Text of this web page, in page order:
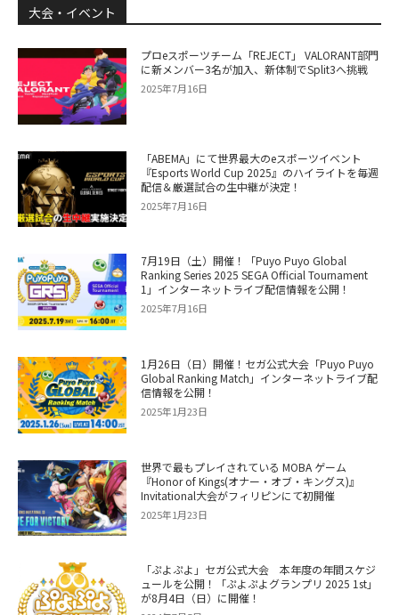
大会・イベント
プロeスポーツチーム「REJECT」 VALORANT部門
に新メンバー3名が加入、新体制でSplit3へ挑戦
2025年7月16日
「ABEMA」にて世界最大のeスポーツイベント
『Esports World Cup 2025』のハイライトを毎週
配信＆厳選試合の生中継が決定！
2025年7月16日
7月19日（土）開催！「Puyo Puyo Global
Ranking Series 2025 SEGA Official Tournament
1」インターネットライブ配信情報を公開！
2025年7月16日
1月26日（日）開催！セガ公式大会「Puyo Puyo
Global Ranking Match」インターネットライブ配
信情報を公開！
2025年1月23日
世界で最もプレイされている MOBA ゲーム
『Honor of Kings(オナー・オブ・キングス)』
Invitational大会がフィリピンにて初開催
2025年1月23日
「ぷよぷよ」セガ公式大会 本年度の年間スケジ
ュールを公開！「ぷよぷよグランプリ 2025 1st」
が8月4日（日）に開催！